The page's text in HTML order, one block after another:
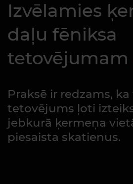
Izvēlamies
daļu fēniksa
tetovējumam
Praksē ir redzams,
tetovējums ļoti
jebkurā ķermeņa
piesaista skatienus.